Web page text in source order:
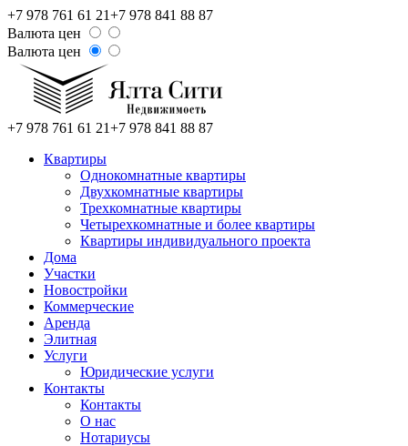
+7 978 761 61 21+7 978 841 88 87
Валюта цен
Валюта цен
+7 978 761 61 21+7 978 841 88 87
Квартиры
Однокомнатные квартиры
Двухкомнатные квартиры
Трехкомнатные квартиры
Четырехкомнатные и более квартиры
Квартиры индивидуального проекта
Дома
Участки
Новостройки
Коммерческие
Аренда
Элитная
Услуги
Юридические услуги
Контакты
Контакты
О нас
Нотариусы